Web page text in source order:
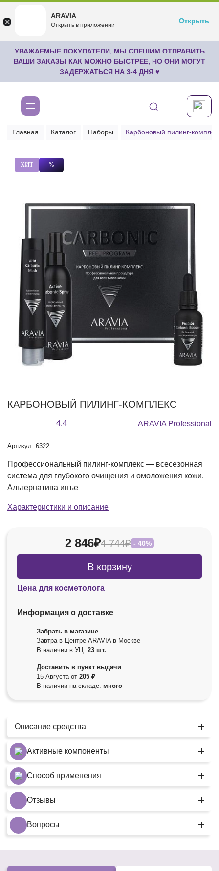
undefined
Бесплатноru.aravia.new
Открыть
УВАЖАЕМЫЕ ПОКУПАТЕЛИ, МЫ СПЕШИМ ОТПРАВИТЬ
ВАШИ ЗАКАЗЫ КАК МОЖНО БЫСТРЕЕ, НО ОНИ МОГУТ
ЗАДЕРЖАТЬСЯ НА 3-4 ДНЯ ♥
Главная Каталог Наборы Карбоновый пилинг-
ХИТ %
КАРБОНОВЫЙ ПИЛИНГ-КОМПЛЕКС
4.4 ARAVIA Professional
Артикул: 6322
Профессиональный пилинг-комплекс — всесезонная
система для глубокого очищения и омоложения кожи.
Альтернатива инъе
Характеристики и описание
2 846₽4 744₽ - 40%
В корзину
Цена для косметолога
Информация о доставке
Забрать в магазине
Завтра в Центре ARAVIA в Москве
В наличии в УЦ: 23 шт.
Доставить в пункт выдачи
15 Августа от 205 ₽
В наличии на складе: много
Описание средства
Активные компоненты
Способ применения
Отзывы
Вопросы
ARAVIA
Открыть в приложении
Открыть